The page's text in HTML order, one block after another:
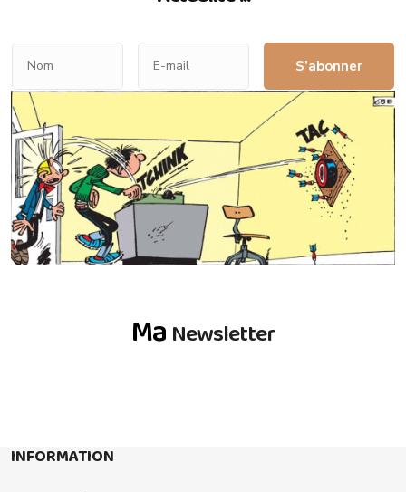
S’abonner
Ma Newsletter
INFORMATION